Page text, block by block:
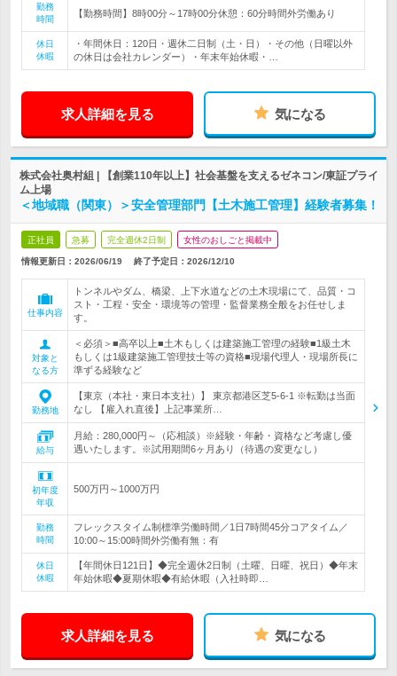
勤務
時間
【勤務時間】8時00分～17時00分休憩：60分時間外労働あり
休日
休暇
・年間休日：120日・週休二日制（土・日）・その他（日曜以外
の休日は会社カレンダー）・年末年始休暇・…
求人詳細を見る 気になる
株式会社奥村組 | 【創業110年以上】社会基盤を支えるゼネコン/東証プライ
ム上場
＜地域職（関東）＞安全管理部門【土木施工管理】経験者募集！
正社員 急募 完全週休2日制 女性のおしごと掲載中
情報更新日：2026/06/19 終了予定日： 2026/12/10
仕事内容
トンネルやダム、橋梁、上下水道などの土木現場にて、品質・コ
スト・工程・安全・環境等の管理・監督業務全般をお任せしま
す。
対象と
なる方
＜必須＞■高卒以上■土木もしくは建築施工管理の経験■1級土木
もしくは1級建築施工管理技士等の資格■現場代理人・現場所長に
準ずる経験など
勤務地
【東京（本社・東日本支社）】 東京都港区芝5-6-1 ※転勤は当面
なし 【雇入れ直後】上記事業所…
給与
月給：280,000円～（応相談）※経験・年齢・資格など考慮し優
遇いたします。※試用期間6ヶ月あり（待遇の変更なし）
初年度
年収
500万円～1000万円
勤務
時間
フレックスタイム制標準労働時間／1日7時間45分コアタイム／
10:00～15:00時間外労働有無：有
休日
休暇
【年間休日121日】◆完全週休2日制（土曜、日曜、祝日）◆年末
年始休暇◆夏期休暇◆有給休暇（入社時即…
求人詳細を見る 気になる